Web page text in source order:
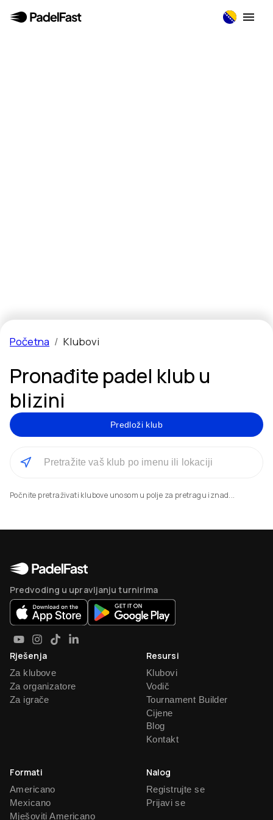
Početna / Klubovi
Pronađite padel klub u
blizini
Predloži klub
Počnite pretraživati klubove unosom u polje za pretragu iznad...
Predvoding u upravljanju turnirima
Rješenja
Za klubove
Za organizatore
Za igrače
Resursi
Klubovi
Vodič
Tournament Builder
Cijene
Blog
Kontakt
Formati
Americano
Mexicano
Mješoviti Americano
Nalog
Registrujte se
Prijavi se